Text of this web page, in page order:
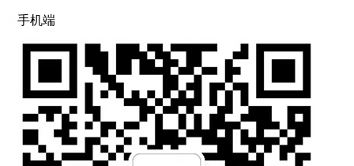
手机端